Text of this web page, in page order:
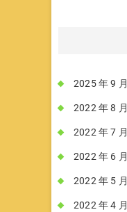
2025 年 9 月
2022 年 8 月
2022 年 7 月
2022 年 6 月
2022 年 5 月
2022 年 4 月